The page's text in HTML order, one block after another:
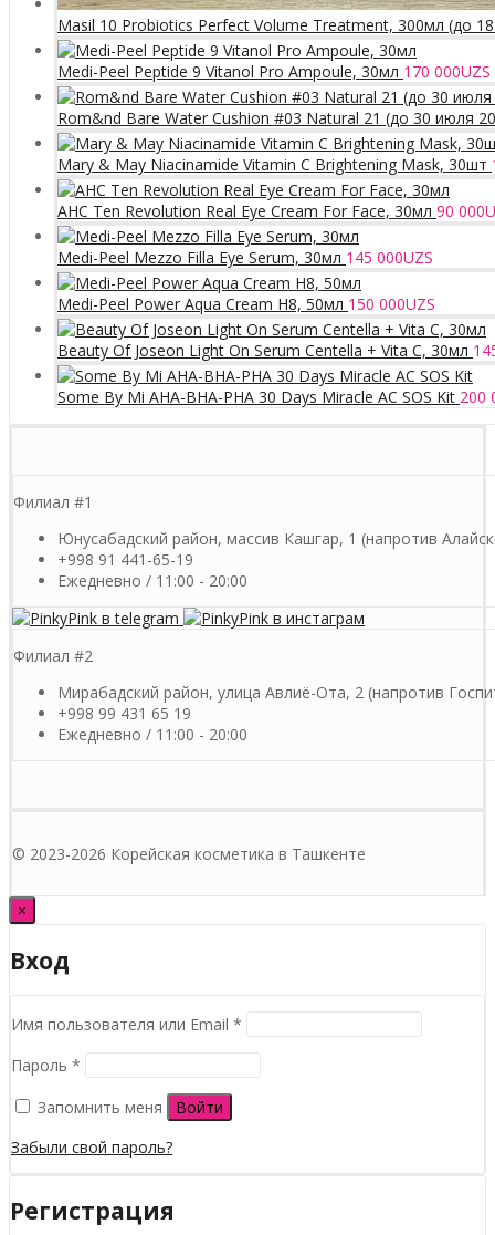
Masil 10 Probiotics Perfect Volume Treatment, 300мл (до
Medi-Peel Peptide 9 Vitanol Pro Ampoule, 30мл 170 000UZS
Rom&nd Bare Water Cushion #03 Natural 21 (до 30 июля
Mary & May Niacinamide Vitamin C Brightening Mask, 30шт
AHC Ten Revolution Real Eye Cream For Face, 30мл 90 000
Medi-Peel Mezzo Filla Eye Serum, 30мл 145 000UZS
Medi-Peel Power Aqua Cream H8, 50мл 150 000UZS
Beauty Of Joseon Light On Serum Centella + Vita C, 30мл
Some By Mi AHA-BHA-PHA 30 Days Miracle AC SOS Kit 200
Филиал #1
Юнусабадский район, массив Кашгар, 1 (напротив
+998 91 441-65-19
Ежедневно / 11:00 - 20:00
Филиал #2
Мирабадский район, улица Авлиё-Ота, 2 (напротив
+998 99 431 65 19
Ежедневно / 11:00 - 20:00
© 2023-2026 Корейская косметика в Ташкенте
×
Вход
Имя пользователя или Email *
Пароль *
Запомнить меня
Войти
Забыли свой пароль?
Регистрация